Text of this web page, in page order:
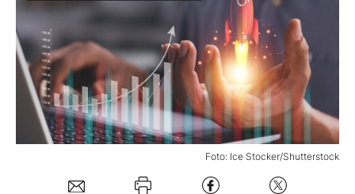
Experten
Mein B:O
Mein Konto
Folgen Sie uns
Foto: Ice Stocker/Shutterstock